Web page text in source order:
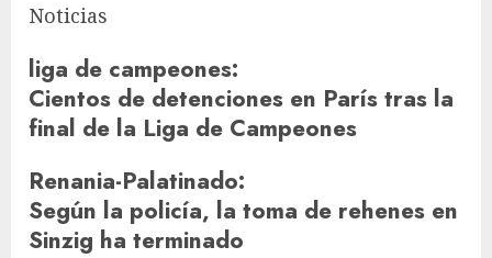
Noticias
liga de campeones:
Cientos de detenciones en París tras la
final de la Liga de Campeones
Renania-Palatinado:
Según la policía, la toma de rehenes en
Sinzig ha terminado